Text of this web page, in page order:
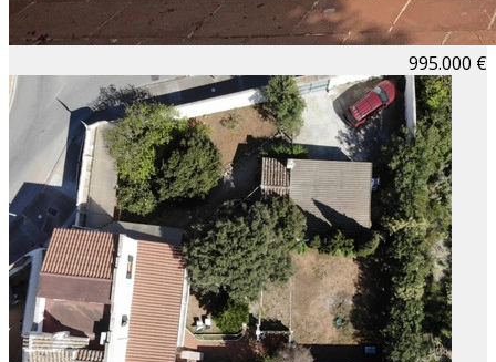
995.000 €